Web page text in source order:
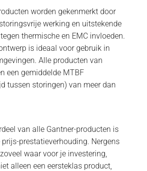
worden gekenmerkt door
werking en uitstekende
thermische en EMC invloeden.
is ideaal voor gebruik in
Alle producten van
een gemiddelde MTBF
tussen storingen) van meer dan
van alle Gantner-producten is
prestatieverhouding. Nergens
waar voor je investering,
alleen een eersteklas product,